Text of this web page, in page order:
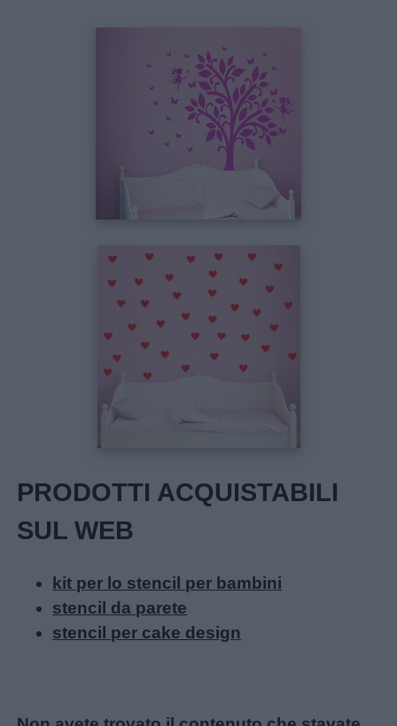
PRODOTTI ACQUISTABILI
SUL WEB
kit per lo stencil per bambini
stencil da parete
stencil per cake design